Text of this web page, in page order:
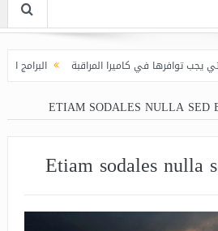
توافرها في كاميرا المراقبة البرامج
ETIAM SODALES NULLA SED
Etiam sodales nulla